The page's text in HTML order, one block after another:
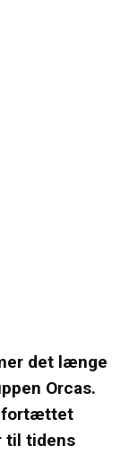
det længe
Orcas.
fortættet
til tidens